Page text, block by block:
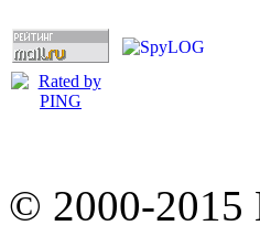
© 2000-2015